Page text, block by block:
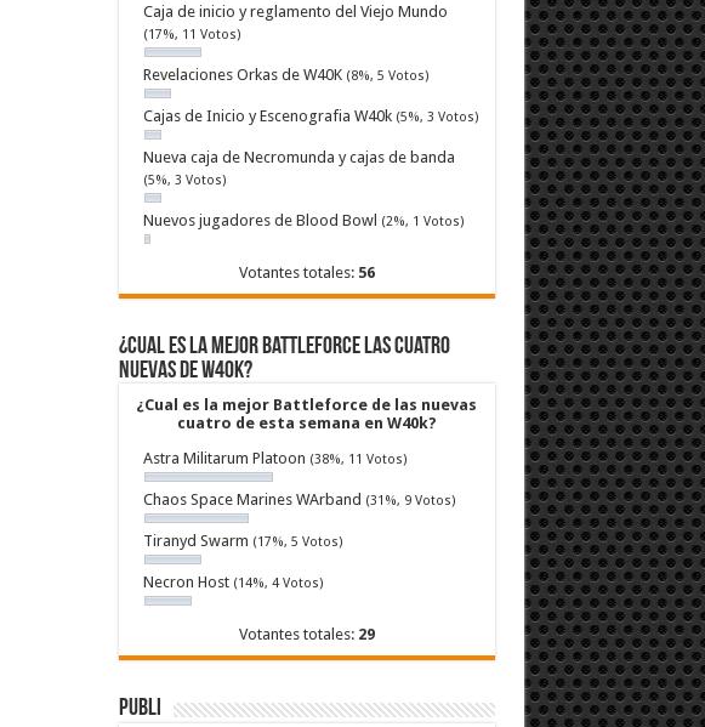
Caja de inicio y reglamento del Viejo Mundo
(17%, 11 Votos)
Revelaciones Orkas de W40K (8%, 5 Votos)
Cajas de Inicio y Escenografia W40k (5%, 3 Votos)
Nueva caja de Necromunda y cajas de banda
(5%, 3 Votos)
Nuevos jugadores de Blood Bowl (2%, 1 Votos)
Votantes totales: 56
¿Cual es la mejor Battleforce las cuatro
nuevas de W40k?
¿Cual es la mejor Battleforce de las nuevas
cuatro de esta semana en W40k?
Astra Militarum Platoon (38%, 11 Votos)
Chaos Space Marines WArband (31%, 9 Votos)
Tiranyd Swarm (17%, 5 Votos)
Necron Host (14%, 4 Votos)
Votantes totales: 29
Publi